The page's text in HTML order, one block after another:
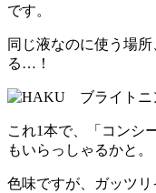
です。
同じ液なのに使う場
る…！
これ1本で、「コンシ
もいらっしゃるかと。
色味ですが、ガッツ